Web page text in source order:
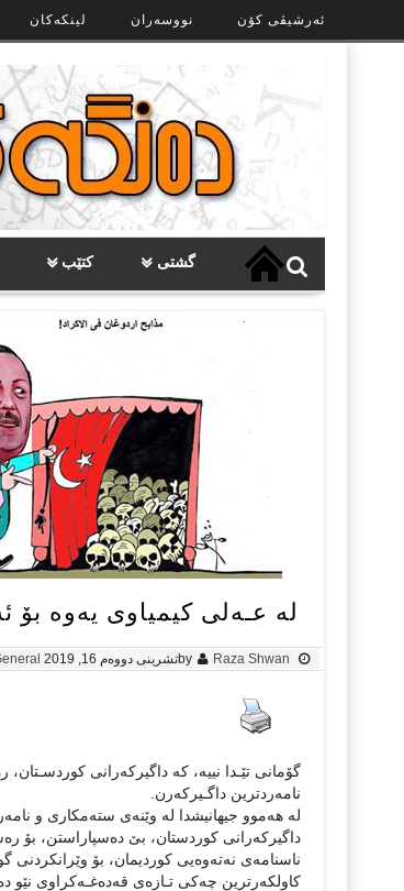
ئەرشیڤی کۆن نووسەران لینکەکان
گشتی کتێب
لە عـەلی کیمیاوی یەوە
by Raza Shwan تشرینی دووەم 16, 2019
گۆمانی تێـدا نییە، کە داگیرکەرانی
نامەردترین داگـیرکەرن.
لە هەموو جیهانیشدا لە وێنەی ستەمکاری و
داگیرکەرانی کوردستان، بێ دەسپاراستن، بۆ
ناسنامەی نەتەوەیی کوردیمان، بۆ
کاولکەرترین چەکی تـازەی قەدەغـەکراوی نێو